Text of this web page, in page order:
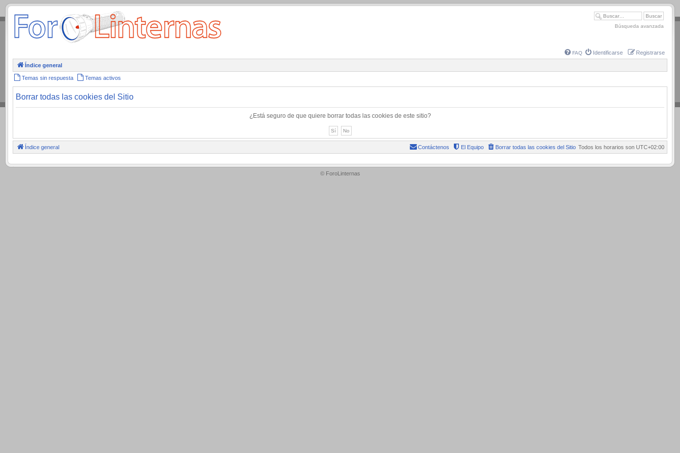
.
Búsqueda avanzada
FAQ Identificarse Registrarse
Índice general
Temas sin respuesta Temas activos
Borrar todas las cookies del Sitio
¿Está seguro de que quiere borrar todas las cookies de este sitio?
Índice general Todos los horarios son UTC+02:00
Borrar todas las cookies del Sitio
El Equipo
Contáctenos
.
© ForoLinternas